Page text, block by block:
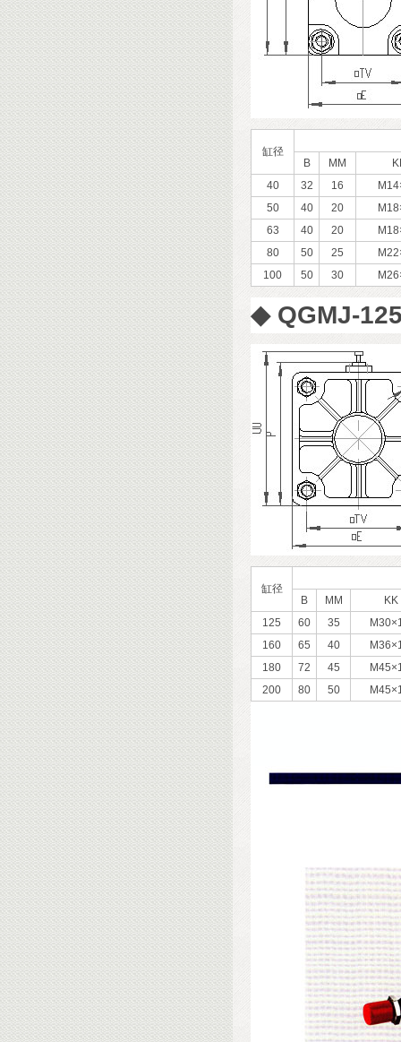
缸径
B
MM
40
32 16
50
40 20
63
40 20
80
50 25
100
50 30
◆ QGMJ-
缸径
B
MM
KK
125
60 35
160
65 40
180
72 45
200
80 50